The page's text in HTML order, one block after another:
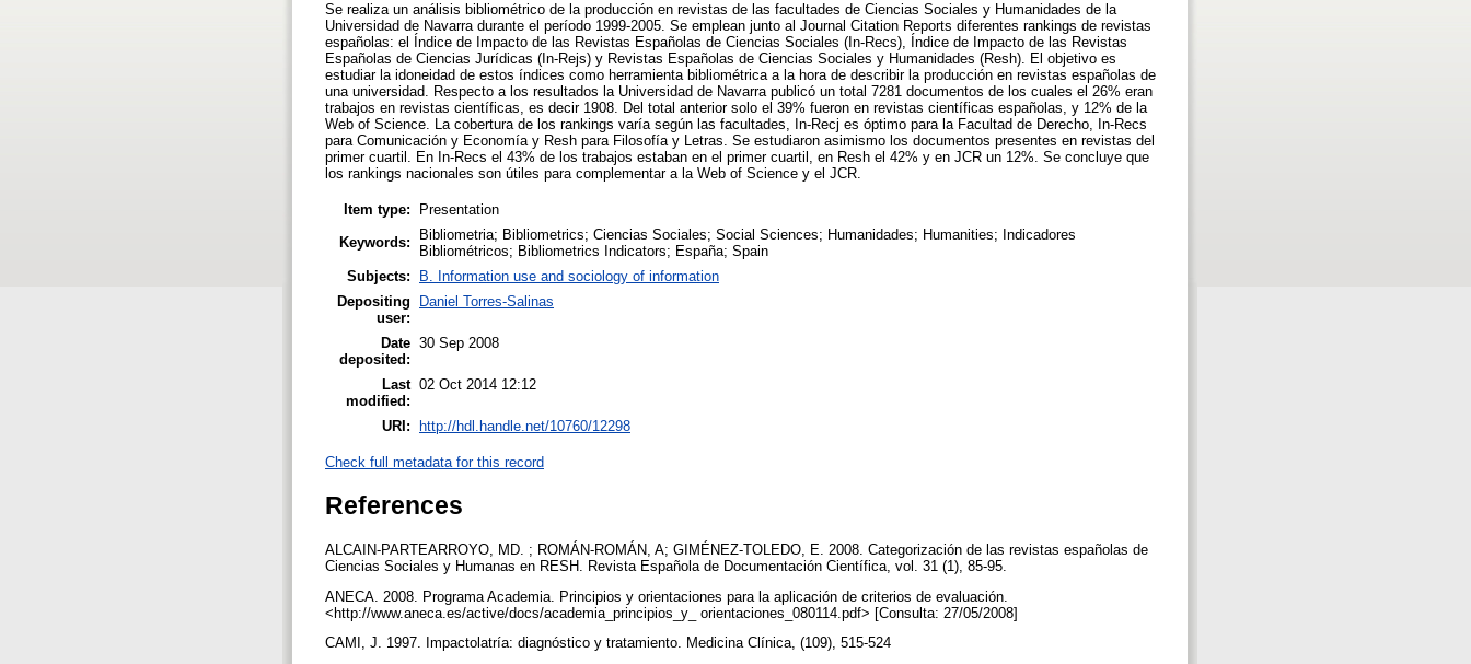
Se realiza un análisis bibliométrico de la producción en revistas de las facultades de Ciencias Sociales y Humanidades de la
Universidad de Navarra durante el período 1999-2005. Se emplean junto al Journal Citation Reports diferentes rankings de revistas
españolas: el Índice de Impacto de las Revistas Españolas de Ciencias Sociales (In-Recs), Índice de Impacto de las Revistas
Españolas de Ciencias Jurídicas (In-Rejs) y Revistas Españolas de Ciencias Sociales y Humanidades (Resh). El objetivo es
estudiar la idoneidad de estos índices como herramienta bibliométrica a la hora de describir la producción en revistas españolas de
una universidad. Respecto a los resultados la Universidad de Navarra publicó un total 7281 documentos de los cuales el 26% eran
trabajos en revistas científicas, es decir 1908. Del total anterior solo el 39% fueron en revistas científicas españolas, y 12% de la
Web of Science. La cobertura de los rankings varía según las facultades, In-Recj es óptimo para la Facultad de Derecho, In-Recs
para Comunicación y Economía y Resh para Filosofía y Letras. Se estudiaron asimismo los documentos presentes en revistas del
primer cuartil. En In-Recs el 43% de los trabajos estaban en el primer cuartil, en Resh el 42% y en JCR un 12%. Se concluye que
los rankings nacionales son útiles para complementar a la Web of Science y el JCR.
Item type:
Presentation
Keywords:
Bibliometria; Bibliometrics; Ciencias Sociales; Social Sciences; Humanidades; Humanities; Indicadores
Bibliométricos; Bibliometrics Indicators; España; Spain
Subjects:
B. Information use and sociology of information
Depositing
user:
Daniel Torres-Salinas
Date
deposited:
30 Sep 2008
Last
modified:
02 Oct 2014 12:12
URI: http://hdl.handle.net/10760/12298
Check full metadata for this record
References
ALCAIN-PARTEARROYO, MD. ; ROMÁN-ROMÁN, A; GIMÉNEZ-TOLEDO, E. 2008. Categorización de las revistas españolas de
Ciencias Sociales y Humanas en RESH. Revista Española de Documentación Científica, vol. 31 (1), 85-95.
ANECA. 2008. Programa Academia. Principios y orientaciones para la aplicación de criterios de evaluación.
<http://www.aneca.es/active/docs/academia_principios_y_ orientaciones_080114.pdf> [Consulta: 27/05/2008]
CAMI, J. 1997. Impactolatría: diagnóstico y tratamiento. Medicina Clínica, (109), 515-524